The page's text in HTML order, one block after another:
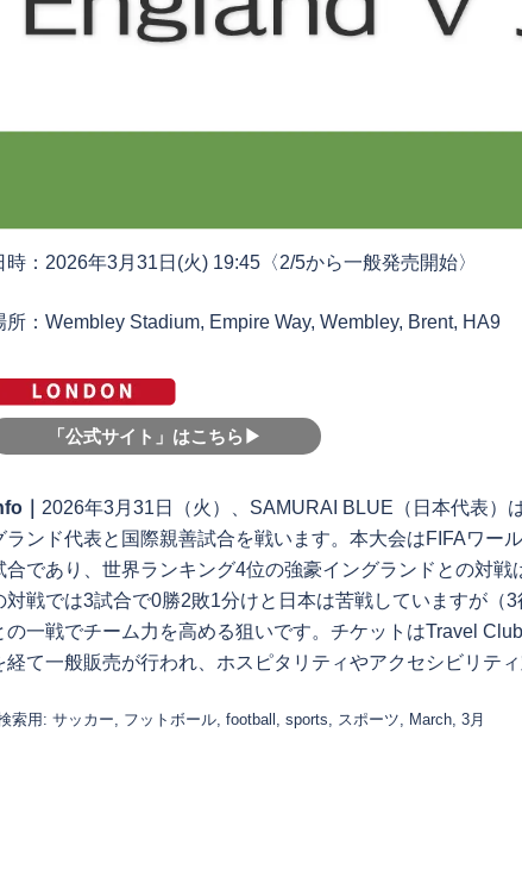
時：2026年3月31日(火) 19:45〈2/5から一般発売開始〉
所：Wembley Stadium, Empire Way, Wembley, Brent, HA9
「公式サイト」はこちら▶︎
｜ 2026年3月31日（火）、SAMURAI BLUE（日本代表）
ランド代表と国際親善試合を戦います。本大会はFIFAワー
合であり、世界ランキング4位の強豪イングランドとの対
対戦では3試合で0勝2敗1分けと日本は苦戦していますが（
の一戦でチーム力を高める狙いです。チケットはTravel
経て一般販売が行われ、ホスピタリティやアクセシビリテ
索用: サッカー, フットボール, football, sports, スポーツ, March, 3月